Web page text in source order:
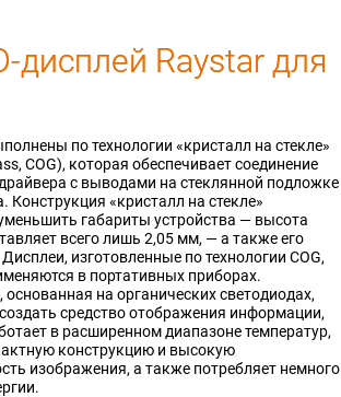
дисплей Raystar для
по технологии «кристалл на стекле»
COG), которая обеспечивает соединение
с выводами на стеклянной подложке
Конструкция «кристалл на стекле»
габариты устройства — высота
всего лишь 2,05 мм, — а также его
изготовленные по технологии COG,
в портативных приборах.
основанная на органических светодиодах,
средство отображения информации,
в расширенном диапазоне температур,
конструкцию и высокую
изображения, а также потребляет немного